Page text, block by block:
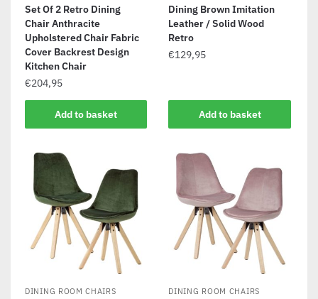
Set Of 2 Retro Dining
Chair Anthracite
Upholstered Chair Fabric
Cover Backrest Design
Kitchen Chair
€204,95
Add to basket
Dining Brown Imitation
Leather / Solid Wood
Retro
€129,95
Add to basket
DINING ROOM CHAIRS DINING ROOM CHAIRS